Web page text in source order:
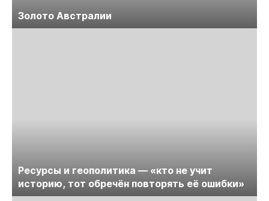
Золото Австралии
Ресурсы и геополитика — «кто не учит
историю, тот обречён повторять её ошибки»